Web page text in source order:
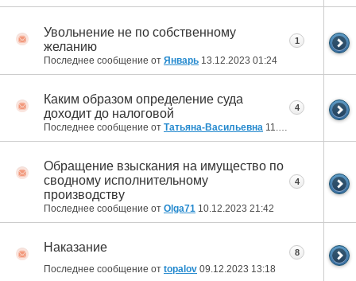
Увольнение не по собственному
желанию
Последнее сообщение от Январь 13.12.2023 01:24
1
Каким образом определение суда
доходит до налоговой
Последнее сообщение от Татьяна-Васильевна 11.12.2023
4
Обращение взыскания на имущество по
сводному исполнительному
производству
Последнее сообщение от Olga71 10.12.2023 21:42
4
Наказание
Последнее сообщение от topalov 09.12.2023 13:18
8